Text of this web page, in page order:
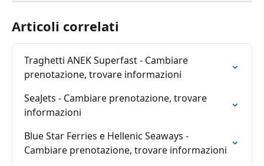
Articoli correlati
Traghetti ANEK Superfast - Cambiare
prenotazione, trovare informazioni
SeaJets - Cambiare prenotazione, trovare
informazioni
Blue Star Ferries e Hellenic Seaways -
Cambiare prenotazione, trovare informazioni